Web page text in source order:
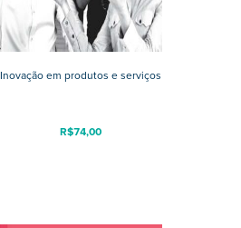
Inovação em produtos e serviços
R$74,00